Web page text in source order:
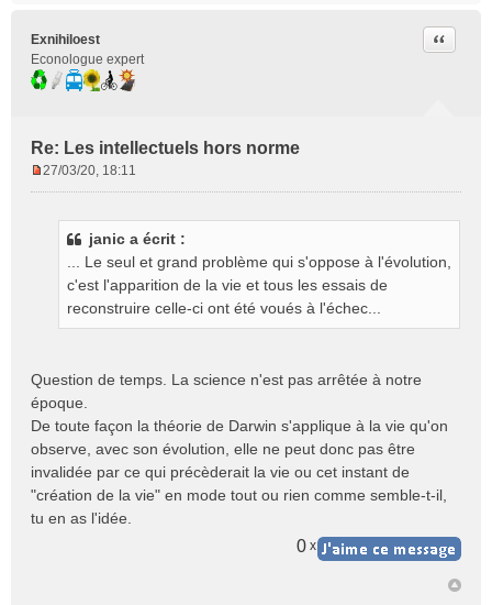
Exnihiloest
Econologue expert
Re: Les intellectuels hors norme
Citer
l
u
27/03/20, 18:11
janic a écrit :
... Le seul et grand problème qui s'oppose à l'évolution,
c'est l'apparition de la vie et tous les essais de
reconstruire celle-ci ont été voués à l'échec...
Question de temps. La science n'est pas arrêtée à notre
époque.
De toute façon la théorie de Darwin s'applique à la vie qu'on
observe, avec son évolution, elle ne peut donc pas être
invalidée par ce qui précèderait la vie ou cet instant de
"création de la vie" en mode tout ou rien comme semble-t-il,
tu en as l'idée.
0 x